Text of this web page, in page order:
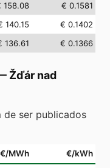
158.08
€ 0.1581
140.15
€ 0.1402
136.61 € 0.1366
Žďár nad
de ser publicados
€/MWh €/kWh